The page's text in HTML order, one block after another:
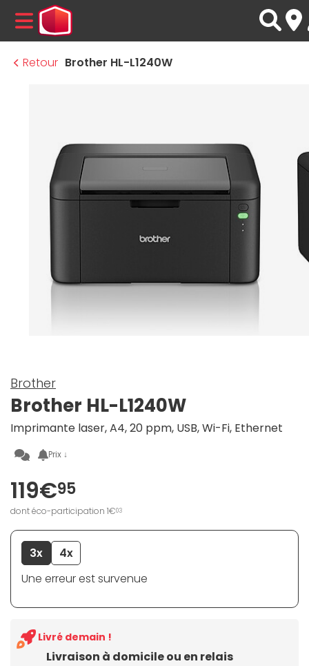
MENU
Retour Brother HL-L1240W
Brother
Brother HL-L1240W
Imprimante laser, A4, 20 ppm, USB, Wi-Fi, Ethernet
Prix ↓
119€95
dont éco-participation 1€03
3x
4x
Une erreur est survenue
Livraison à domicile ou en relais
Livré demain !